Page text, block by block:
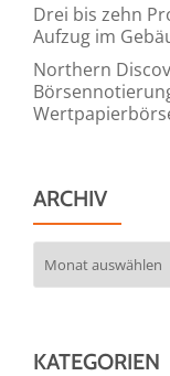
Drei bis zehn
Aufzug im
Northern
ARCHIV
KATEGORIEN